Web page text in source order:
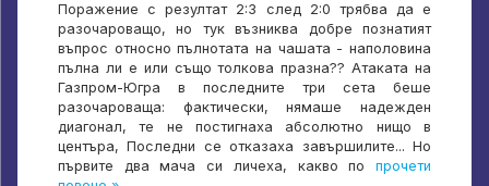
Поражение с резултат 2:3 след 2:0 трябва да е
разочароващо, но тук възниква добре познатият
въпрос относно пълнотата на чашата - наполовина
пълна ли е или също толкова празна?? Атаката на
Газпром-Югра в последните три сета беше
разочароваща: фактически, нямаше надежден
диагонал, те не постигнаха абсолютно нищо в
центъра, Последни се отказаха завършилите... Но
първите два мача си личеха, какво по прочети